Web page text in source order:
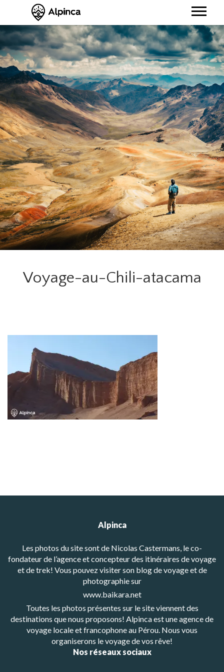
Voyage-au-Chili-atacama
Alpinca
Les photos du site sont de Nicolas Castermans, le co-
fondateur de l’agence et concepteur des itinéraires de voyage
et de trek! Vous pouvez visiter son blog de voyage et de
photographie sur
www.baikara.net
Toutes les photos présentes sur le site viennent des
destinations que nous proposons! Alpinca est une agence de
voyage locale et francophone au Pérou. Nous vous
organiserons le voyage de vos rêve!
Nos réseaux sociaux